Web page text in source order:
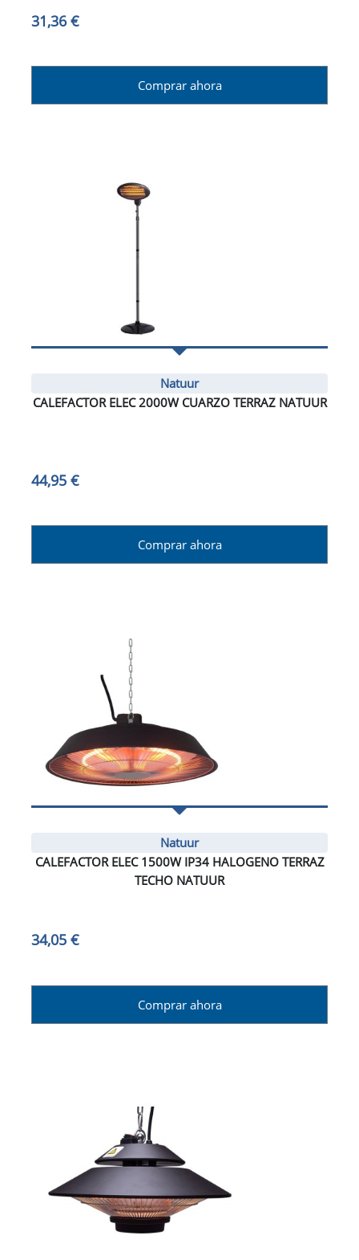
31,36 €
Comprar ahora
Natuur
CALEFACTOR ELEC 2000W CUARZO TERRAZ NATUUR
44,95 €
Comprar ahora
Natuur
CALEFACTOR ELEC 1500W IP34 HALOGENO TERRAZ
TECHO NATUUR
34,05 €
Comprar ahora